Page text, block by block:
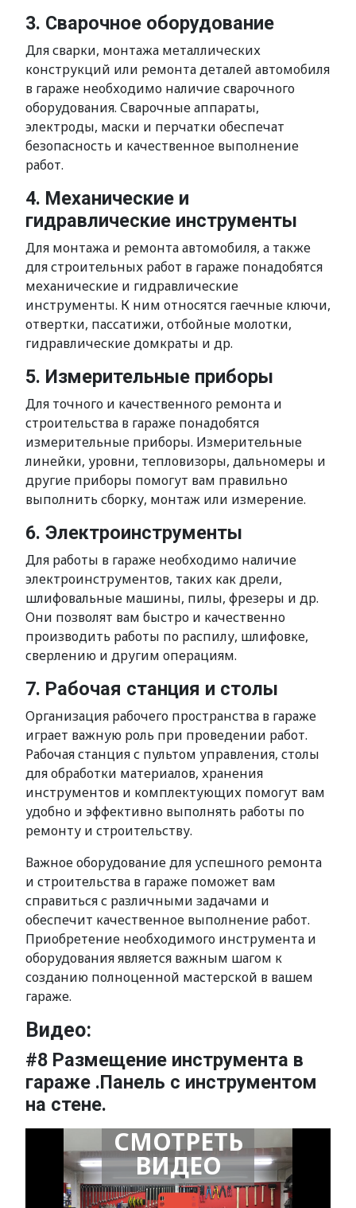
3. Сварочное оборудование
Для сварки, монтажа металлических
конструкций или ремонта деталей автомобиля
в гараже необходимо наличие сварочного
оборудования. Сварочные аппараты,
электроды, маски и перчатки обеспечат
безопасность и качественное выполнение
работ.
4. Механические и
гидравлические инструменты
Для монтажа и ремонта автомобиля, а также
для строительных работ в гараже понадобятся
механические и гидравлические
инструменты. К ним относятся гаечные ключи,
отвертки, пассатижи, отбойные молотки,
гидравлические домкраты и др.
5. Измерительные приборы
Для точного и качественного ремонта и
строительства в гараже понадобятся
измерительные приборы. Измерительные
линейки, уровни, тепловизоры, дальномеры и
другие приборы помогут вам правильно
выполнить сборку, монтаж или измерение.
6. Электроинструменты
Для работы в гараже необходимо наличие
электроинструментов, таких как дрели,
шлифовальные машины, пилы, фрезеры и др.
Они позволят вам быстро и качественно
производить работы по распилу, шлифовке,
сверлению и другим операциям.
7. Рабочая станция и столы
Организация рабочего пространства в гараже
играет важную роль при проведении работ.
Рабочая станция с пультом управления, столы
для обработки материалов, хранения
инструментов и комплектующих помогут вам
удобно и эффективно выполнять работы по
ремонту и строительству.
Важное оборудование для успешного ремонта
и строительства в гараже поможет вам
справиться с различными задачами и
обеспечит качественное выполнение работ.
Приобретение необходимого инструмента и
оборудования является важным шагом к
созданию полноценной мастерской в вашем
гараже.
Видео:
#8 Размещение инструмента в
гараже .Панель с инструментом
на стене.
СМОТРЕТЬ
ВИДЕО